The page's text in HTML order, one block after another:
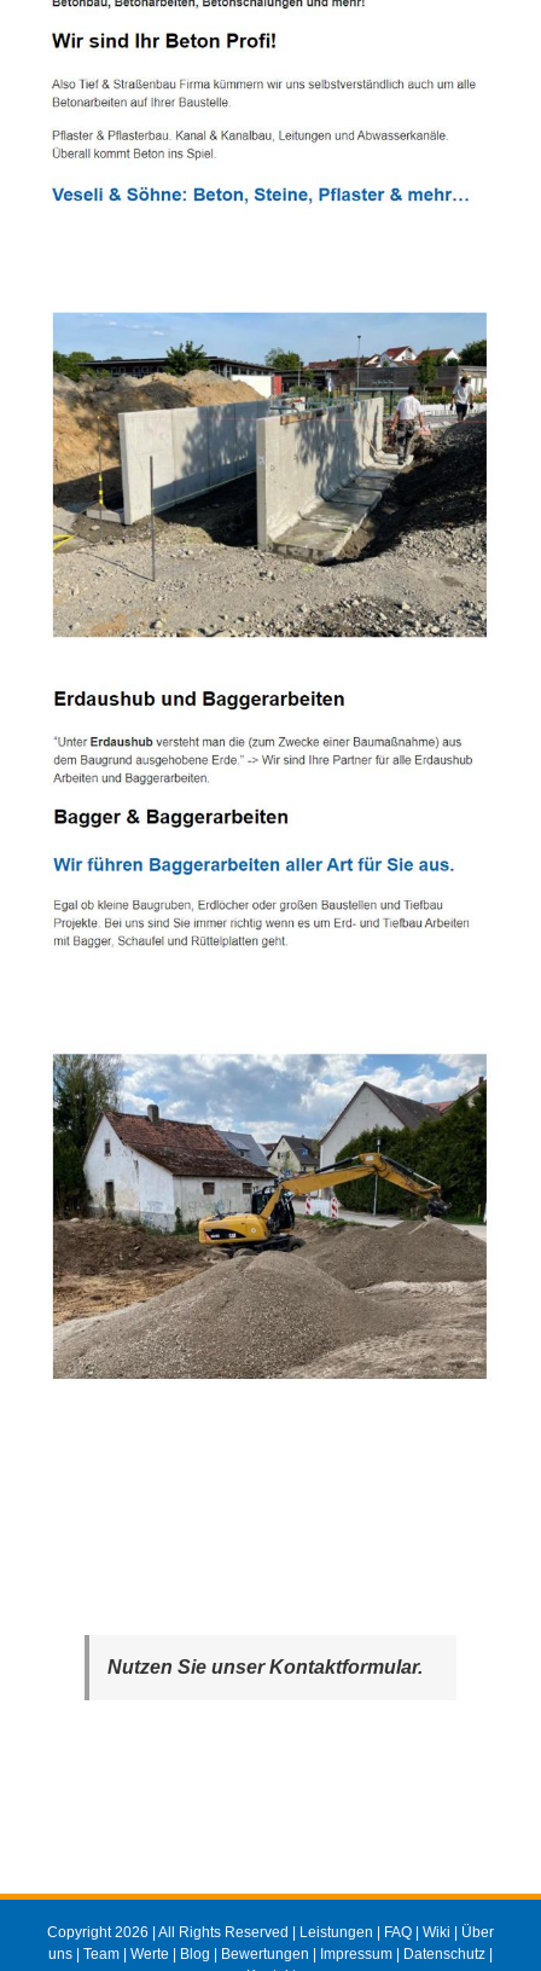
Nutzen Sie unser Kontaktformular.
Copyright 2026 | All Rights Reserved | Leistungen | FAQ | Wiki | Über
uns | Team | Werte | Blog | Bewertungen | Impressum | Datenschutz |